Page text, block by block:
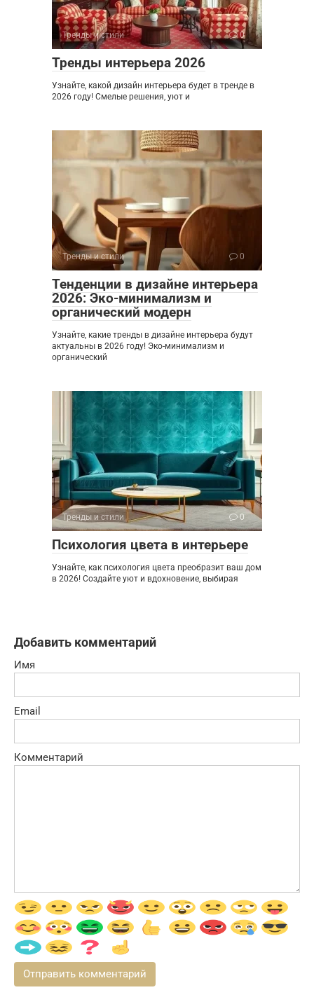
Тренды и стили 0
Тренды интерьера 2026
Узнайте, какой дизайн интерьера будет в тренде в
2026 году! Смелые решения, уют и
Тренды и стили 0
Тенденции в дизайне интерьера
2026: Эко-минимализм и
органический модерн
Узнайте, какие тренды в дизайне интерьера будут
актуальны в 2026 году! Эко-минимализм и
органический
Тренды и стили 0
Психология цвета в интерьере
Узнайте, как психология цвета преобразит ваш дом
в 2026! Создайте уют и вдохновение, выбирая
Добавить комментарий
Имя
Email
Комментарий